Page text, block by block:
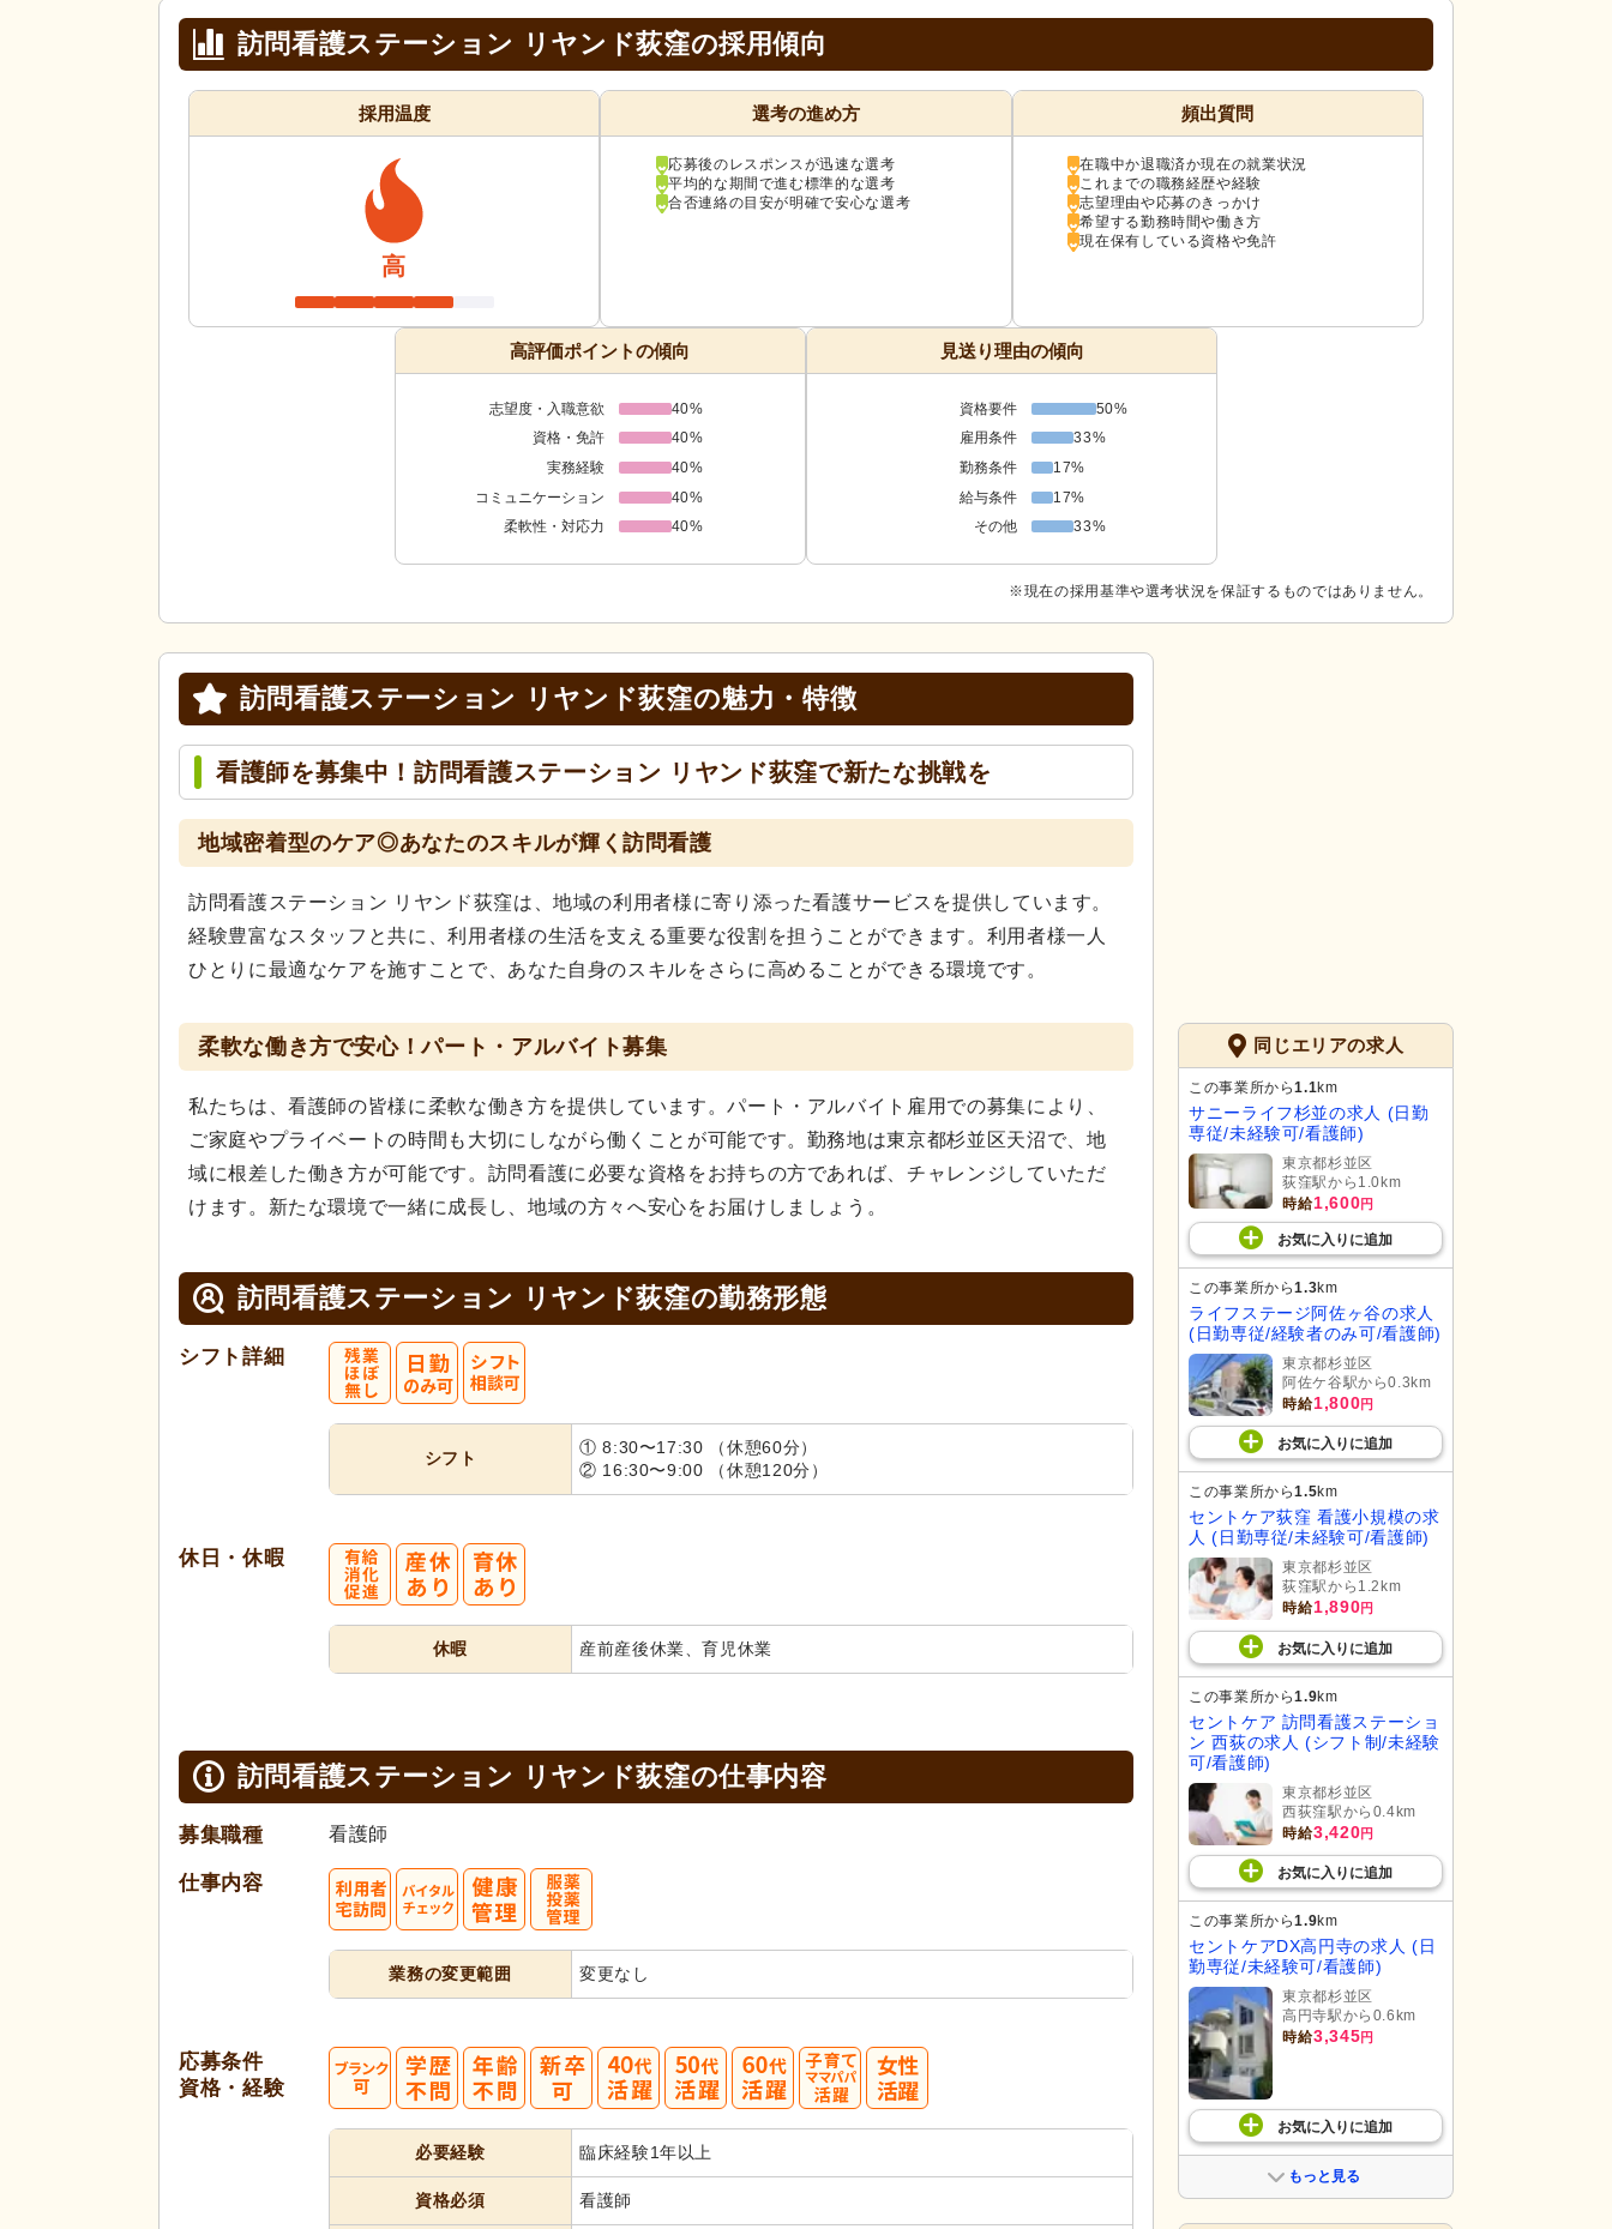
訪問看護ステーション リヤンド荻窪の採用傾向
採用温度
高
選考の進め方
応募後のレスポンスが迅速な選考
平均的な期間で進む標準的な選考
合否連絡の目安が明確で安心な選考
頻出質問
在職中か退職済か現在の就業状況
これまでの職務経歴や経験
志望理由や応募のきっかけ
希望する勤務時間や働き方
現在保有している資格や免許
高評価ポイントの傾向
志望度・入職意欲
40%
資格・免許
40%
実務経験
40%
コミュニケーション
40%
柔軟性・対応力
40%
見送り理由の傾向
資格要件
50%
雇用条件
33%
勤務条件
17%
給与条件
17%
その他
33%
※現在の採用基準や選考状況を保証するものではありません。
訪問看護ステーション リヤンド荻窪の魅力・特徴
看護師を募集中！訪問看護ステーション リヤンド荻窪で新たな挑戦を
地域密着型のケア◎あなたのスキルが輝く訪問看護
訪問看護ステーション リヤンド荻窪は、地域の利用者様に寄り添った看護サービスを提供しています。
経験豊富なスタッフと共に、利用者様の生活を支える重要な役割を担うことができます。利用者様一人
ひとりに最適なケアを施すことで、あなた自身のスキルをさらに高めることができる環境です。
柔軟な働き方で安心！パート・アルバイト募集
私たちは、看護師の皆様に柔軟な働き方を提供しています。パート・アルバイト雇用での募集により、
ご家庭やプライベートの時間も大切にしながら働くことが可能です。勤務地は東京都杉並区天沼で、地
域に根差した働き方が可能です。訪問看護に必要な資格をお持ちの方であれば、チャレンジしていただ
けます。新たな環境で一緒に成長し、地域の方々へ安心をお届けしましょう。
訪問看護ステーション リヤンド荻窪の勤務形態
シフト詳細
シフト
① 8:30〜17:30 （休憩60分）
② 16:30〜9:00 （休憩120分）
休日・休暇
休暇 産前産後休業、育児休業
訪問看護ステーション リヤンド荻窪の仕事内容
募集職種 看護師
仕事内容
業務の変更範囲 変更なし
応募条件
資格・経験
必要経験 臨床経験1年以上
資格必須 看護師
同じエリアの求人
この事業所から1.1km
サニーライフ杉並の求人 (日勤
専従/未経験可/看護師)
東京都杉並区
荻窪駅から1.0km
時給1,600円
お気に入り に追加
この事業所から1.3km
ライフステージ阿佐ヶ谷の求人
(日勤専従/経験者のみ可/看護師)
東京都杉並区
阿佐ケ谷駅から0.3km
時給1,800円
お気に入り に追加
この事業所から1.5km
セントケア荻窪 看護小規模の求
人 (日勤専従/未経験可/看護師)
東京都杉並区
荻窪駅から1.2km
時給1,890円
お気に入り に追加
この事業所から1.9km
セントケア 訪問看護ステーショ
ン 西荻の求人 (シフト制/未経験
可/看護師)
東京都杉並区
西荻窪駅から0.4km
時給3,420円
お気に入り に追加
この事業所から1.9km
セントケアDX高円寺の求人 (日
勤専従/未経験可/看護師)
東京都杉並区
高円寺駅から0.6km
時給3,345円
お気に入り に追加
もっと見る